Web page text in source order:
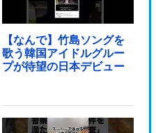
【なんで】竹島ソングを
歌う韓国アイドルグルー
プが待望の日本デビュー